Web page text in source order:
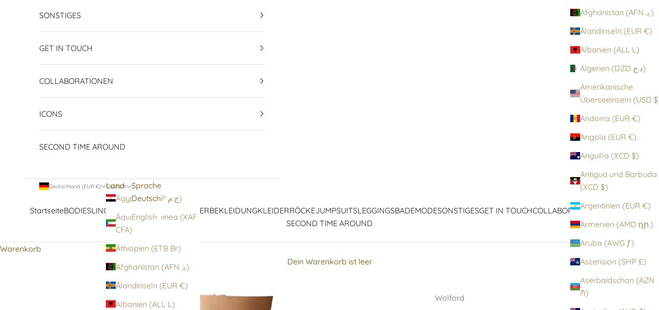
StartseiteBODIESLINGERIE OBERBEKLEIDUNGKLEIDERRÖCKEJUMPSUITSLEGGINGSBADEMODESONSTIGESGET IN TOUCHCOLLABORATIONENICONS
SECOND TIME AROUND
Afghanistan (AFN ؋)
Ålandinseln (EUR €)
Albanien (ALL L)
Algerien (DZD د.ج)
Amerikanische
Andorra (EUR €)
Angola (EUR €)
Anguilla (XCD $)
Antigua und Barbuda
(XCD $)
Argentinien (EUR €)
Armenien (AMD դր.)
Aruba (AWG ƒ)
Ascension (SHP £)
Aserbaidschan (AZN
₼)
SONSTIGES
GET IN TOUCH
COLLABORATIONEN
ICONS
SECOND TIME AROUND
Deutschland (EUR €)
Land
Ägypten (EGP ج.م)
Äquatorialguinea (XAF
CFA)
Äthiopien (ETB Br)
Afghanistan (AFN ؋)
Ålandinseln (EUR €)
Albanien (ALL L)
Deutsch
Sprache
Deutsch
English
Warenkorb
Dein Warenkorb ist leer
Wolford